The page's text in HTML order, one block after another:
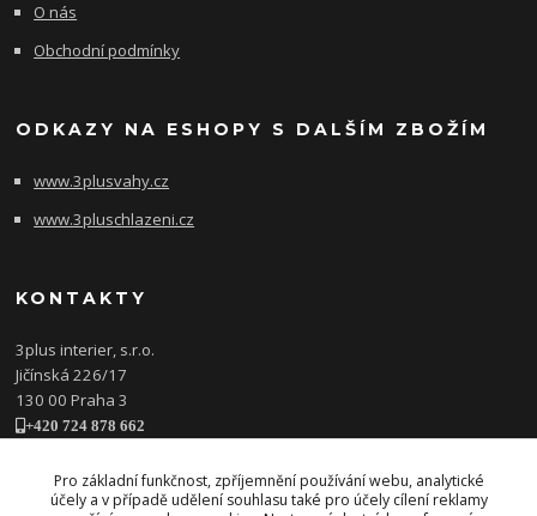
O nás
Obchodní podmínky
ODKAZY NA ESHOPY S DALŠÍM ZBOŽÍM
www.3plusvahy.cz
www.3pluschlazeni.cz
KONTAKTY
3plus interier, s.r.o.
Jičínská 226/17
130 00 Praha 3
+420 724 878 662
www.3plusinterier.cz
facebook
Pro základní funkčnost, zpříjemnění používání webu, analytické
účely a v případě udělení souhlasu také pro účely cílení reklamy